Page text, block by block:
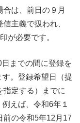
は、前日の９月
主義で扱われ、
が必要です。
までの間に登録を
。登録希望日（提
指定する）までに
えば、令和6年１
前の令和5年12月17